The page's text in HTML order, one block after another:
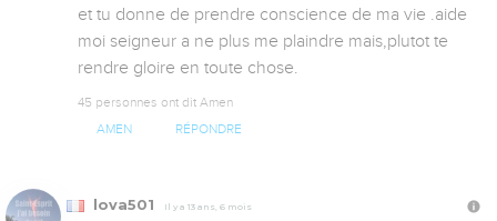
et tu donne de prendre conscience de ma vie .aide
moi seigneur a ne plus me plaindre mais,plutot te
rendre gloire en toute chose.
45 personnes ont dit Amen
AMEN RÉPONDRE
lova501 Il y a 13 ans, 6 mois